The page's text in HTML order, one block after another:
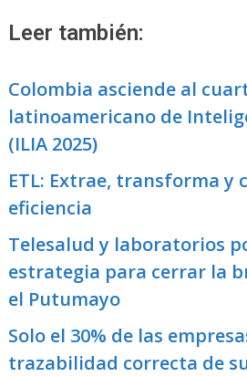
Leer también:
Colombia asciende al
latinoamericano de
(ILIA 2025)
ETL: Extrae, transforma y
eficiencia
Telesalud y laboratorios
estrategia para cerrar la
el Putumayo
Solo el 30% de las
trazabilidad correcta de